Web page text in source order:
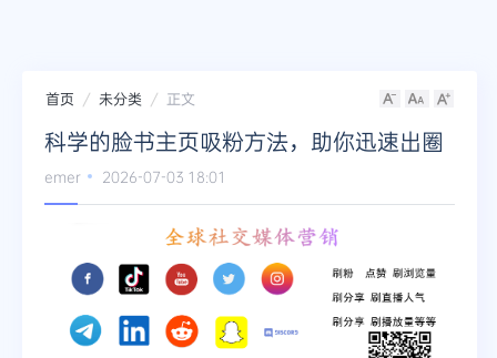
Twitter
Telegram
更多
首页 未分类 正文
科学的脸书主页吸粉方法，助你迅速出圈
emer 2026-07-03 18:01